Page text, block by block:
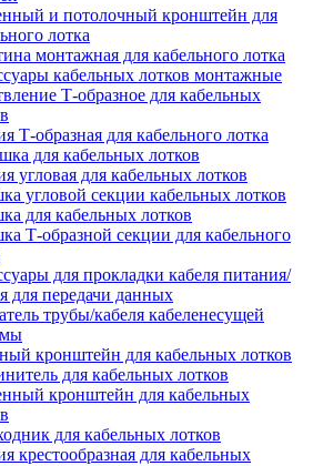
и потолочный кронштейн для
лотка
монтажная для кабельного лотка
кабельных лотков монтажные
Т-образное для кабельных
Т-образная для кабельного лотка
для кабельных лотков
угловая для кабельных лотков
угловой секции кабельных лотков
для кабельных лотков
Т-образной секции для кабельного
для прокладки кабеля питания/
для передачи данных
трубы/кабеля кабеленесущей
кронштейн для кабельных лотков
для кабельных лотков
кронштейн для кабельных
для кабельных лотков
крестообразная для кабельных